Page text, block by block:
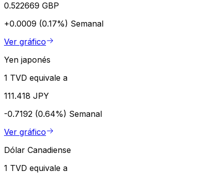
0.522669 GBP
+0.0009 (0.17%) Semanal
Ver gráfico
Yen japonés
1 TVD equivale a
111.418 JPY
-0.7192 (0.64%) Semanal
Ver gráfico
Dólar Canadiense
1 TVD equivale a